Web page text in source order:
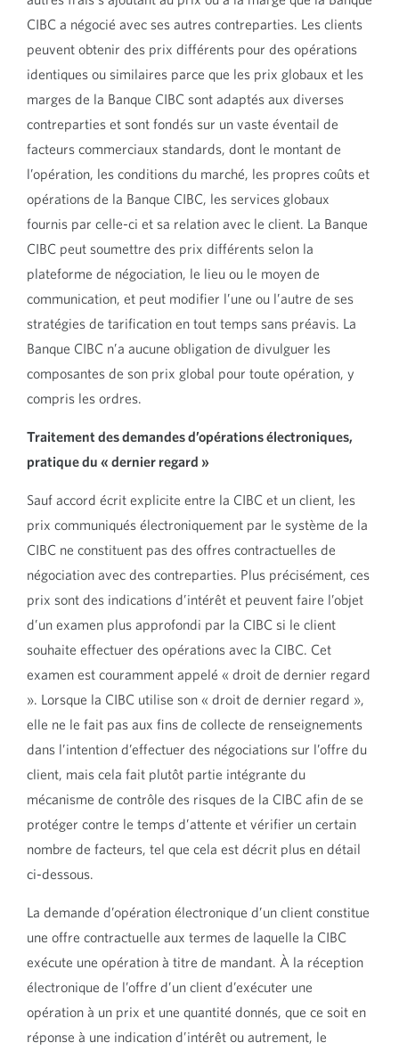
CIBC a négocié avec ses autres contreparties. Les clients
peuvent obtenir des prix différents pour des opérations
identiques ou similaires parce que les prix globaux et les
marges de la Banque CIBC sont adaptés aux diverses
contreparties et sont fondés sur un vaste éventail de
facteurs commerciaux standards, dont le montant de
l’opération, les conditions du marché, les propres coûts et
opérations de la Banque CIBC, les services globaux
fournis par celle-ci et sa relation avec le client. La Banque
CIBC peut soumettre des prix différents selon la
plateforme de négociation, le lieu ou le moyen de
communication, et peut modifier l’une ou l’autre de ses
stratégies de tarification en tout temps sans préavis. La
Banque CIBC n’a aucune obligation de divulguer les
composantes de son prix global pour toute opération, y
compris les ordres.
Traitement des demandes d’opérations électroniques,
pratique du « dernier regard »
Sauf accord écrit explicite entre la CIBC et un client, les
prix communiqués électroniquement par le système de la
CIBC ne constituent pas des offres contractuelles de
négociation avec des contreparties. Plus précisément, ces
prix sont des indications d’intérêt et peuvent faire l’objet
d’un examen plus approfondi par la CIBC si le client
souhaite effectuer des opérations avec la CIBC. Cet
examen est couramment appelé « droit de dernier regard
». Lorsque la CIBC utilise son « droit de dernier regard »,
elle ne le fait pas aux fins de collecte de renseignements
dans l’intention d’effectuer des négociations sur l’offre du
client, mais cela fait plutôt partie intégrante du
mécanisme de contrôle des risques de la CIBC afin de se
protéger contre le temps d’attente et vérifier un certain
nombre de facteurs, tel que cela est décrit plus en détail
ci-dessous.
La demande d’opération électronique d’un client constitue
une offre contractuelle aux termes de laquelle la CIBC
exécute une opération à titre de mandant. À la réception
électronique de l’offre d’un client d’exécuter une
opération à un prix et une quantité donnés, que ce soit en
réponse à une indication d’intérêt ou autrement, le